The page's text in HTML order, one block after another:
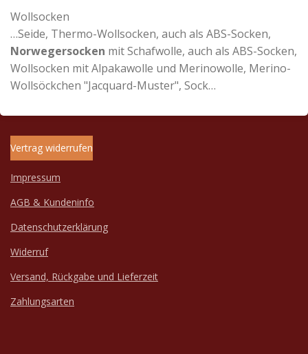
Wollsocken
…Seide, Thermo-Wollsocken, auch als ABS-Socken,
Norwegersocken mit Schafwolle, auch als ABS-Socken,
Wollsocken mit Alpakawolle und Merinowolle, Merino-
Wollsöckchen "Jacquard-Muster", Sock…
Vertrag widerrufen
Impressum
AGB & Kundeninfo
Datenschutzerklärung
Widerruf
Versand, Rückgabe und Lieferzeit
Zahlungsarten